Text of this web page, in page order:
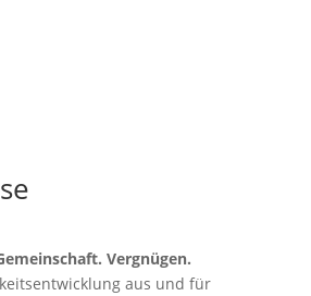
Vergnügen.
aus und für